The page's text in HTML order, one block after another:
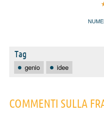
Tag
genio idee
COMMENTI SULLA